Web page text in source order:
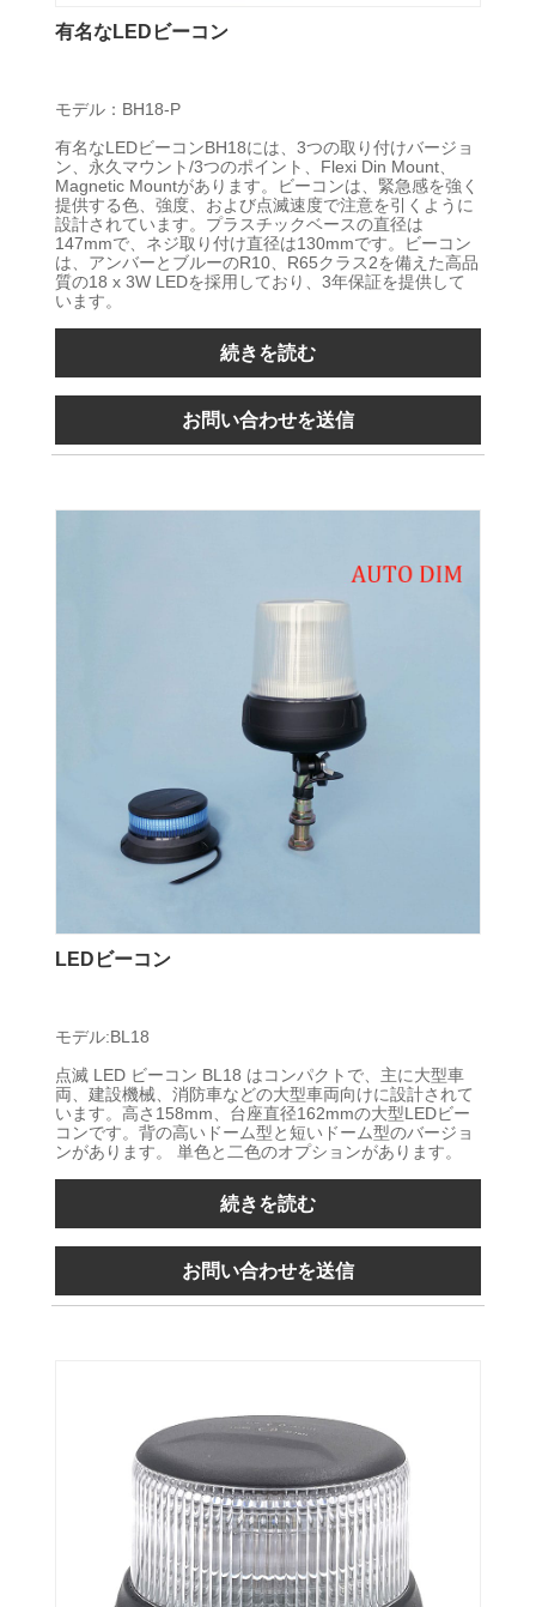
有名なLEDビーコン
モデル：BH18-P
有名なLEDビーコンBH18には、3つの取り付けバージョ
ン、永久マウント/3つのポイント、Flexi Din Mount、
Magnetic Mountがあります。ビーコンは、緊急感を強く
提供する色、強度、および点滅速度で注意を引くように
設計されています。プラスチックベースの直径は
147mmで、ネジ取り付け直径は130mmです。ビーコン
は、アンバーとブルーのR10、R65クラス2を備えた高品
質の18 x 3W LEDを採用しており、3年保証を提供して
います。
続きを読む
お問い合わせを送信
LEDビーコン
モデル:BL18
点滅 LED ビーコン BL18 はコンパクトで、主に大型車
両、建設機械、消防車などの大型車両向けに設計されて
います。高さ158mm、台座直径162mmの大型LEDビー
コンです。背の高いドーム型と短いドーム型のバージョ
ンがあります。 単色と二色のオプションがあります。
続きを読む
お問い合わせを送信